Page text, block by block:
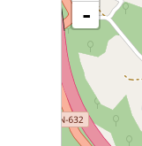
-